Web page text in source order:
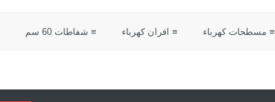
≡ مسطحات كهرباء ≡ افران كهرباء ≡ شفاطات 60 سم